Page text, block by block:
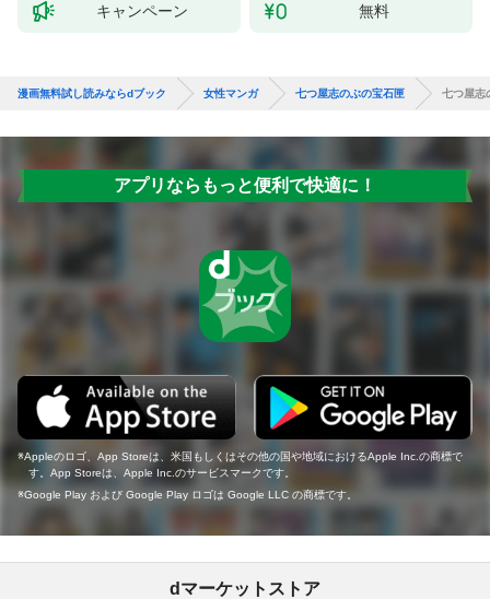
キャンペーン 無料
漫画無料試し読みならdブック 女性マンガ 七つ屋志のぶの宝石匣 七つ屋志
アプリならもっと便利で快適に！
Appleのロゴ、App Storeは、米国もしくはその他の国や地域におけるApple Inc.の商標で
す。App Storeは、Apple Inc.のサービスマークです。
Google Play および Google Play ロゴは Google LLC の商標です。
dマーケットストア